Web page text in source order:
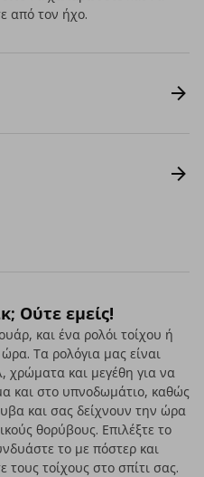
από τον ήχο.
Ούτε εμείς!
και ένα ρολόι τοίχου ή
Τα ρολόγια μας είναι
χρώματα και μεγέθη για να
και στο υπνοδωμάτιο, καθώς
και σας δείχνουν την ώρα
θορύβους. Επιλέξτε το
το με πόστερ και
τους τοίχους στο σπίτι σας.